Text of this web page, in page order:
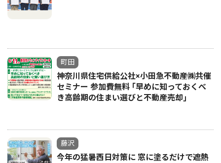
町田
神奈川県住宅供給公社×小田急不動産㈱共催
セミナー 参加費無料 ｢早めに知っておくべ
き高齢期の住まい選びと不動産売却｣
藤沢
今年の猛暑西日対策に 窓に塗るだけで遮熱